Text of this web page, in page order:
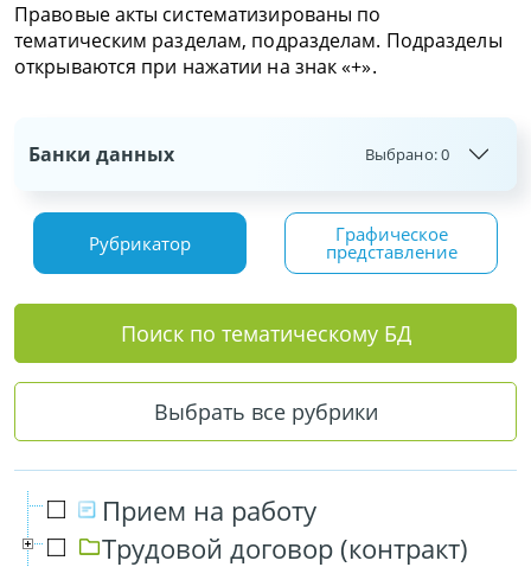
Правовые акты систематизированы по
тематическим разделам, подразделам. Подразделы
открываются при нажатии на знак «+».
Банки данных Выбрано:0
Рубрикатор Графическое
представление
Поиск по тематическому БД
Выбрать все рубрики
Прием на работу
Трудовой договор (контракт)